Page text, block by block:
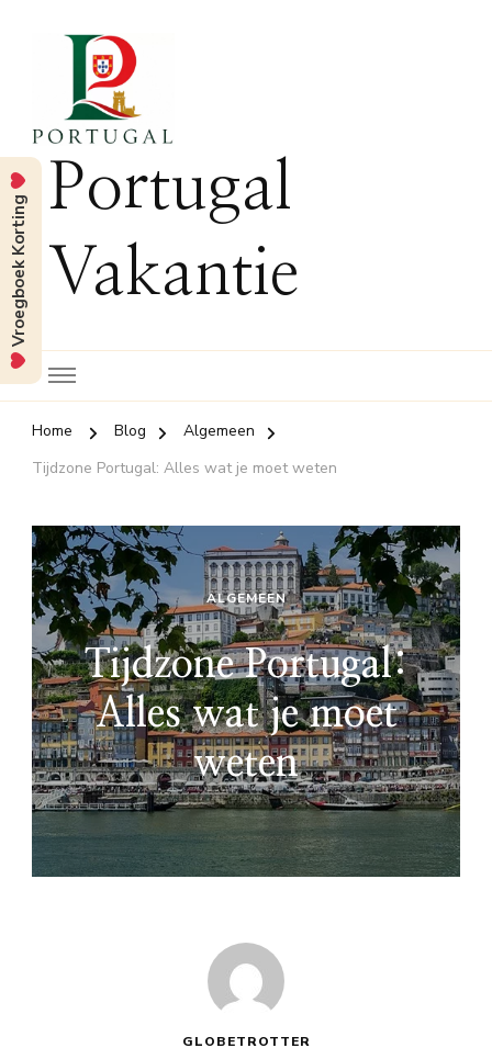
Portugal
Vakantie
Home Blog
Algemeen
Tijdzone Portugal: Alles wat je moet weten
ALGEMEEN
Tijdzone Portugal:
Alles wat je moet
weten
GLOBETROTTER
Vroegboek Korting